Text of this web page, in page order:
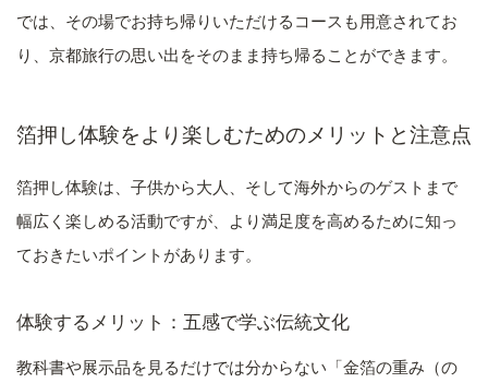
では、その場でお持ち帰りいただけるコースも用意されてお
り、京都旅行の思い出をそのまま持ち帰ることができます。
箔押し体験をより楽しむためのメリットと注意点
箔押し体験は、子供から大人、そして海外からのゲストまで
幅広く楽しめる活動ですが、より満足度を高めるために知っ
ておきたいポイントがあります。
体験するメリット：五感で学ぶ伝統文化
教科書や展示品を見るだけでは分からない「金箔の重み（の